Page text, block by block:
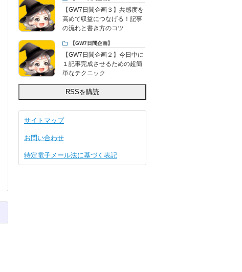
【GW7日間企画３】共感度を
高めて収益につなげる！記事
の流れと書き方のコツ
【GW7日間企画】
【GW7日間企画２】今日中に
１記事完成させるための超簡
単なテクニック
サイトマップ
お問い合わせ
特定電子メール法に基づく表記